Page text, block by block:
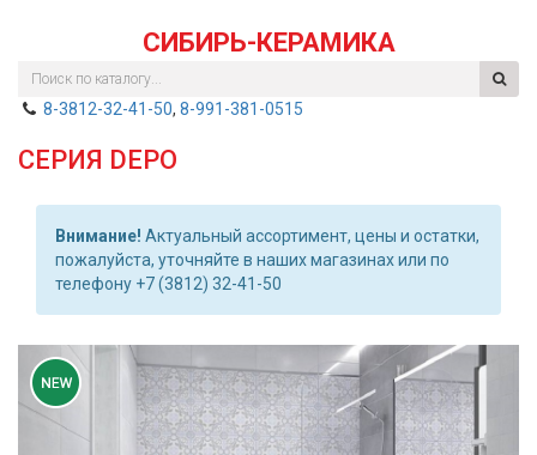
СИБИРЬ-КЕРАМИКА
8-3812-32-41-50, 8-991-381-0515
СЕРИЯ DEPO
Внимание! Актуальный ассортимент, цены и остатки,
пожалуйста, уточняйте в наших магазинах или по
телефону +7 (3812) 32-41-50